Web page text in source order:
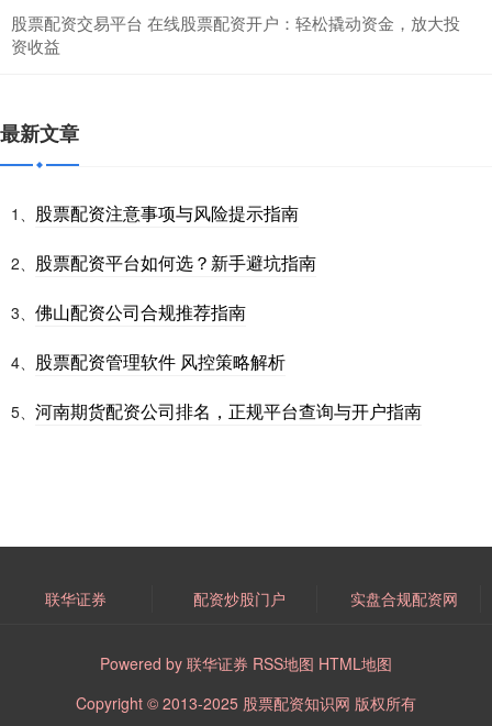
股票配资交易平台 在线股票配资开户：轻松撬动资金，放大投
资收益
最新文章
1、 股票配资注意事项与风险提示指南
2、 股票配资平台如何选？新手避坑指南
3、 佛山配资公司合规推荐指南
4、 股票配资管理软件 风控策略解析
5、 河南期货配资公司排名，正规平台查询与开户指南
联华证券 配资炒股门户 实盘合规配资网
Powered by 联华证券 RSS地图 HTML地图
Copyright © 2013-2025 股票配资知识网 版权所有